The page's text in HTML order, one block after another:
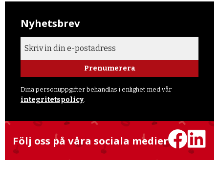
Nyhetsbrev
Prenumerera
Dina personuppgifter behandlas i enlighet med vår
integritetspolicy
Följ oss på våra sociala medier